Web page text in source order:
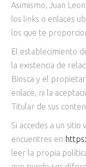
Asimismo, Juan
los links o enlaces
los que te
El establecimiento
la existencia de
Biosca y el
enlace, ni la
Titular de sus
Si accedes a un
encuentres en
leer la propia